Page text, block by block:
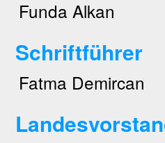
Funda Alkan
Schriftführer
Fatma Demircan